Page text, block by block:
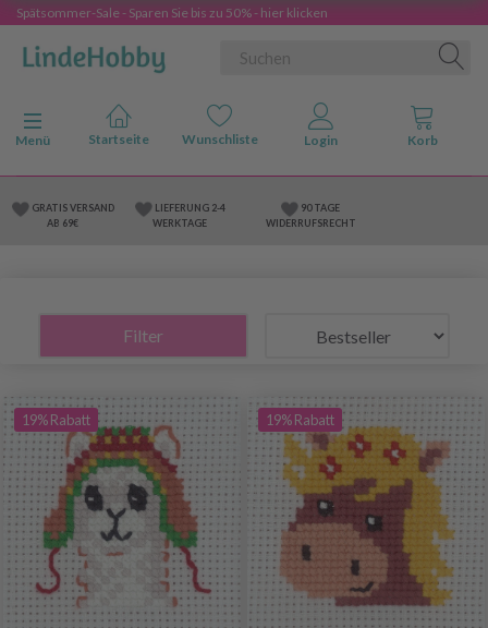
Spätsommer-Sale - Sparen Sie bis zu 50% - hier klicken
Anzeige ändern
Menü
GRATIS VERSAND
AB 69€
LIEFERUNG 2-4
WERKTAGE
90 TAGE
WIDERRUFSRECHT
Filter
19% Rabatt 19% Rabatt